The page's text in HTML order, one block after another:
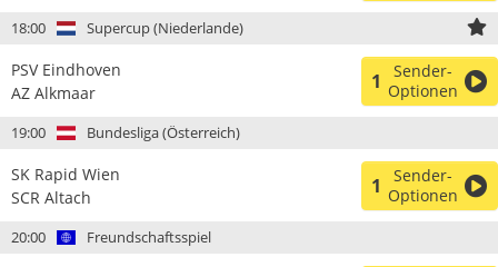
18:00 Supercup (Niederlande)
PSV Eindhoven
AZ Alkmaar
1
Sender-
Optionen
19:00 Bundesliga (Österreich)
SK Rapid Wien
SCR Altach
1
Sender-
Optionen
20:00 Freundschaftsspiel